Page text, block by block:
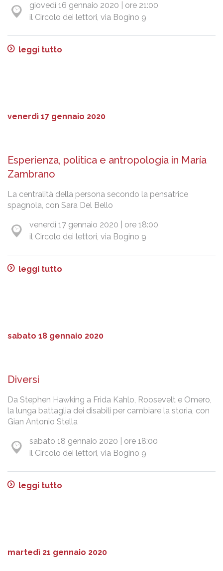
giovedì 16 gennaio 2020 | ore 21:00
il Circolo dei lettori, via Bogino 9
leggi tutto
venerdì 17 gennaio 2020
Esperienza, politica e antropologia in María
Zambrano
La centralità della persona secondo la pensatrice
spagnola, con Sara Del Bello
venerdì 17 gennaio 2020 | ore 18:00
il Circolo dei lettori, via Bogino 9
leggi tutto
sabato 18 gennaio 2020
Diversi
Da Stephen Hawking a Frida Kahlo, Roosevelt e Omero,
la lunga battaglia dei disabili per cambiare la storia, con
Gian Antonio Stella
sabato 18 gennaio 2020 | ore 18:00
il Circolo dei lettori, via Bogino 9
leggi tutto
martedì 21 gennaio 2020